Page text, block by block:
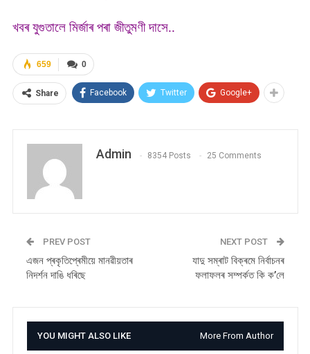
খবৰ যুগুতালে মিৰ্জাৰ পৰা জীতুমণী দাসে..
0
659
Share Facebook Twitter Google+
Admin 8354 Posts 25 Comments
PREV POST
এজন প্ৰকৃতিপ্ৰেমীয়ে মানৱীয়তাৰ
নিদৰ্শন দাঙি ধৰিছে
NEXT POST
যাদু সম্ৰাট বিক্ৰমে নিৰ্বাচনৰ
ফলাফলৰ সম্পৰ্কত কি ক’লে
YOU MIGHT ALSO LIKE More From Author